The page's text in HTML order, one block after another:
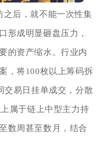
之后，就不能一次性集
形成明显砸盘压力，
的资产缩水。行业内
，将100枚以上筹码拆
交易日挂单成交，分散
属于链上中型主力持
数周甚至数月，结合